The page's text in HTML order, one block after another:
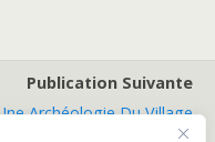
Publication Suivante
Archéologie Du Village
De Villiers-Le-Bel